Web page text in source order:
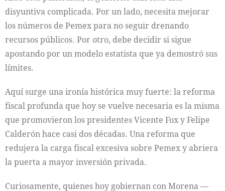
disyuntiva complicada. Por un lado, necesita mejorar
los números de Pemex para no seguir drenando
recursos públicos. Por otro, debe decidir si sigue
apostando por un modelo estatista que ya demostró sus
límites.
Aquí surge una ironía histórica muy fuerte: la reforma
fiscal profunda que hoy se vuelve necesaria es la misma
que promovieron los presidentes Vicente Fox y Felipe
Calderón hace casi dos décadas. Una reforma que
redujera la carga fiscal excesiva sobre Pemex y abriera
la puerta a mayor inversión privada.
Curiosamente, quienes hoy gobiernan con Morena —